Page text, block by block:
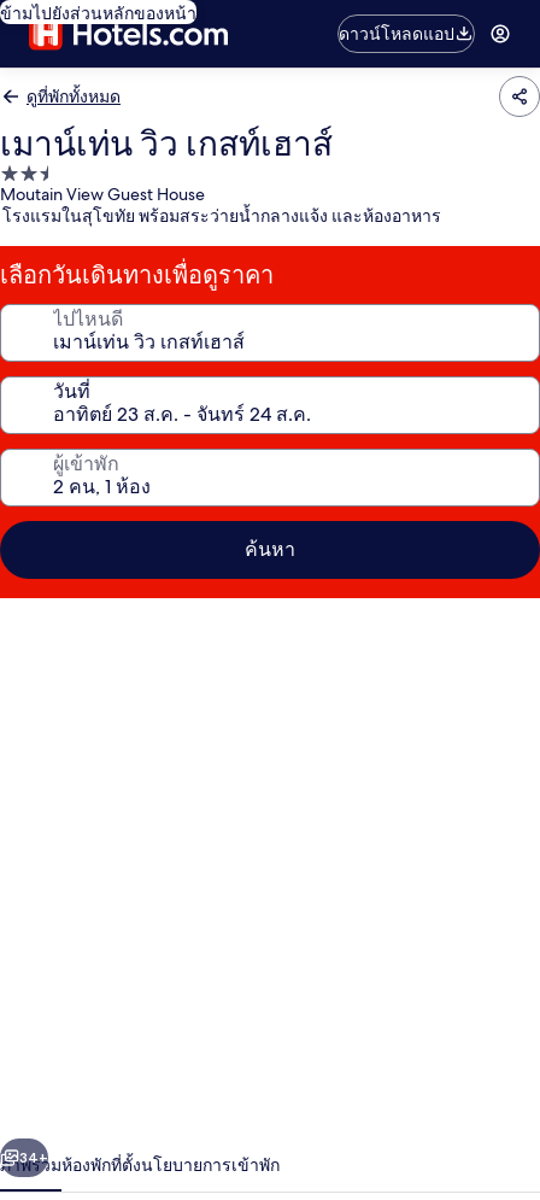
ข้ามไปยังส่วนหลักของหน้า
ดาวน์โหลดแอป
ดูที่พักทั้งหมด
เมาน์เท่น วิว เกสท์เฮาส์
ที่พัก
2.5
Moutain View Guest House
โรงแรมในสุโขทัย พร้อมสระว่ายน้ำกลางแจ้ง และห้องอาหาร
เลือกวันเดินทางเพื่อดูราคา
ไปไหนดี
วันที่
ผู้เข้าพัก
ค้นหา
เกส
า
ถัดไป
34+
ภาพรวมห้องพักที่ตั้งนโยบายการเข้าพัก